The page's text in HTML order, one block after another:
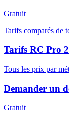
Gratuit
Tarifs comparés de
Tarifs RC Pro
Tous les prix par
Demander un
Gratuit